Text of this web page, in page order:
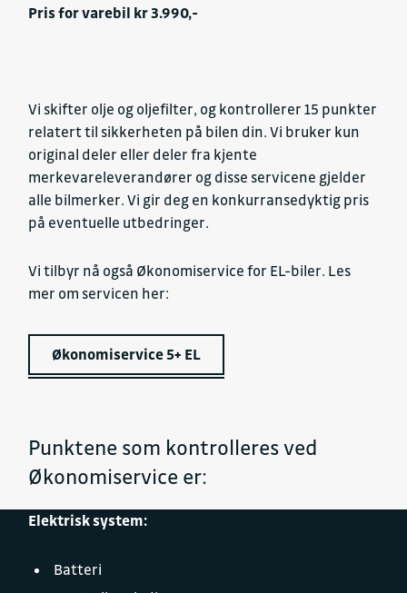
Pris for varebil kr 3.990,-
Vi skifter olje og oljefilter, og kontrollerer 15 punkter
relatert til sikkerheten på bilen din. Vi bruker kun
original deler eller deler fra kjente
merkevareleverandører og disse servicene gjelder
alle bilmerker. Vi gir deg en konkurransedyktig pris
på eventuelle utbedringer.
Vi tilbyr nå også Økonomiservice for EL-biler. Les
mer om servicen her:
Økonomiservice 5+ EL
Punktene som kontrolleres ved
Økonomiservice er:
Elektrisk system:
Batteri